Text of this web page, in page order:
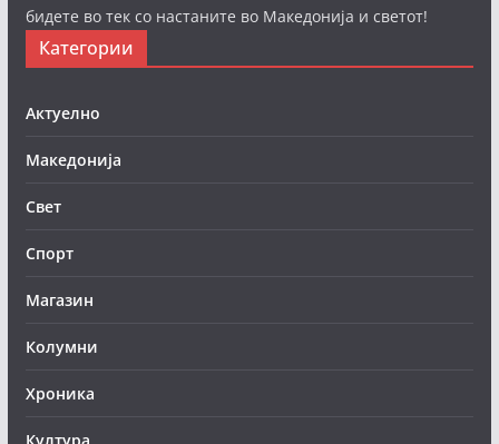
бидете во тек со настаните во Македонија и светот!
Категории
Актуелно
Македонија
Свет
Спорт
Магазин
Колумни
Хроника